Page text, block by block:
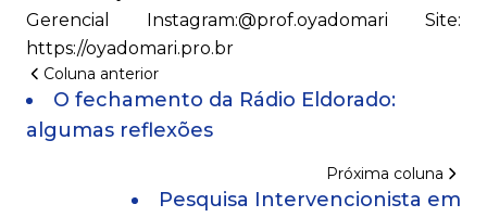
Gerencial Instagram:@prof.oyadomari Site:
https://oyadomari.pro.br
Coluna anterior
O fechamento da Rádio Eldorado:
algumas reflexões
Próxima coluna
Pesquisa Intervencionista em